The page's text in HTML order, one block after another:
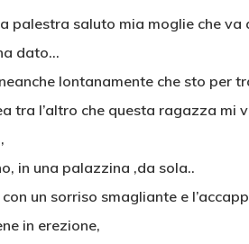
palestra saluto mia moglie che
dato…
lontanamente che sto per
tra l’altro che questa ragazza mi
in una palazzina ,da sola..
un sorriso smagliante e
in erezione,